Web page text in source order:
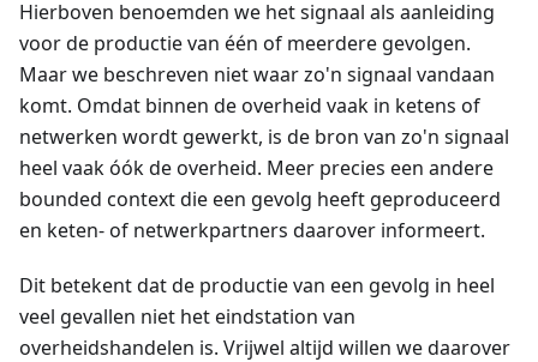
Hierboven benoemden we het signaal als aanleiding
voor de productie van één of meerdere gevolgen.
Maar we beschreven niet waar zo'n signaal vandaan
komt. Omdat binnen de overheid vaak in ketens of
netwerken wordt gewerkt, is de bron van zo'n signaal
heel vaak óók de overheid. Meer precies een andere
bounded context die een gevolg heeft geproduceerd
en keten- of netwerkpartners daarover informeert.
Dit betekent dat de productie van een gevolg in heel
veel gevallen niet het eindstation van
overheidshandelen is. Vrijwel altijd willen we daarover